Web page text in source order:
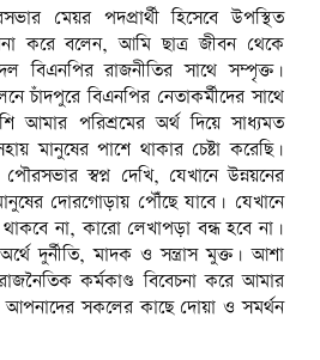
মেয়র পদপ্রার্থী হিসেবে উপস্থিত
করে বলেন, আমি ছাত্র জীবন থেকে
বিএনপির রাজনীতির সাথে সম্পৃক্ত।
চাঁদপুরে বিএনপির নেতাকর্মীদের সাথে
আমার পরিশ্রমের অর্থ দিয়ে সাধ্যমত
মানুষের পাশে থাকার চেষ্টা করেছি।
স্বপ্ন দেখি, যেখানে উন্নয়নের
দোরগোড়ায় পৌঁছে যাবে। যেখানে
না, কারো লেখাপড়া বন্ধ হবে না।
দুর্নীতি, মাদক ও সন্ত্রাস মুক্ত। আশা
কর্মকাণ্ড বিবেচনা করে আমার
আপনাদের সকলের কাছে দোয়া ও সমর্থন